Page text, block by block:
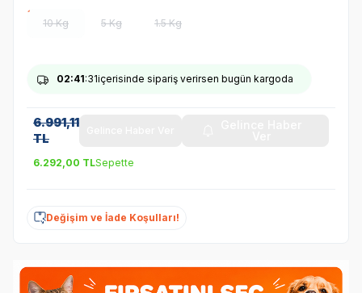
10 Kg 5 Kg 1.5 Kg
02:41:31içerisinde sipariş verirsen bugün kargoda
6.991,11
TL
6.292,00 TLSepette
Değişim ve İade Koşulları!